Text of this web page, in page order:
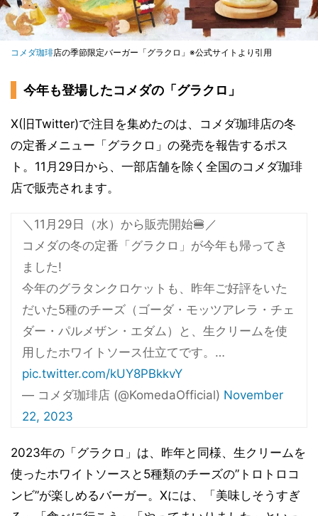
コメダ珈琲店の季節限定バーガー「グラクロ」※公式サイトより引用
今年も登場したコメダの「グラクロ」
X(旧Twitter)で注目を集めたのは、コメダ珈琲店の冬
の定番メニュー「グラクロ」の発売を報告するポス
ト。11月29日から、一部店舗を除く全国のコメダ珈琲
店で販売されます。
＼11月29日（水）から販売開始🍔／
コメダの冬の定番「グラクロ」が今年も帰ってき
ました!
今年のグラタンクロケットも、昨年ご好評をいた
だいた5種のチーズ（ゴーダ・モッツアレラ・チェ
ダー・パルメザン・エダム）と、生クリームを使
用したホワイトソース仕立てです。…
pic.twitter.com/kUY8PBkkvY
— コメダ珈琲店 (@KomedaOfficial) November
22, 2023
2023年の「グラクロ」は、昨年と同様、生クリームを
使ったホワイトソースと5種類のチーズの”トロトロコ
ンビ”が楽しめるバーガー。Xには、「美味しそうすぎ